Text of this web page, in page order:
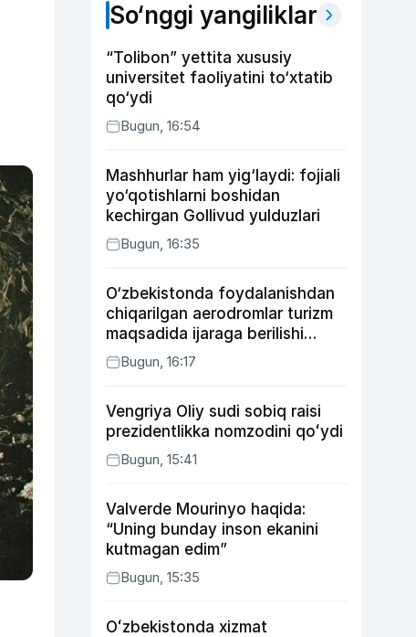
So‘nggi yangiliklar
“Tolibon” yettita xususiy
universitet faoliyatini to‘xtatib
qo‘ydi
Bugun, 16:54
Mashhurlar ham yig‘laydi: fojiali
yo‘qotishlarni boshidan
kechirgan Gollivud yulduzlari
Bugun, 16:35
O‘zbekistonda foydalanishdan
chiqarilgan aerodromlar turizm
maqsadida ijaraga berilishi
mumkin
Bugun, 16:17
Vengriya Oliy sudi sobiq raisi
prezidentlikka nomzodini qoʻydi
Bugun, 15:41
Valverde Mourinyo haqida:
“Uning bunday inson ekanini
kutmagan edim”
Bugun, 15:35
Oʻzbekistonda xizmat